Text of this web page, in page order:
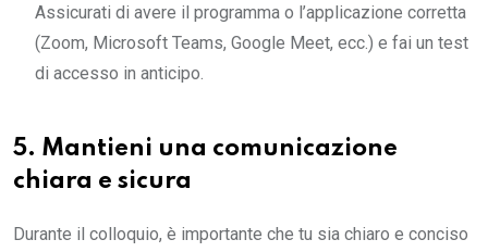
Assicurati di avere il programma o l’applicazione corretta
(Zoom, Microsoft Teams, Google Meet, ecc.) e fai un test
di accesso in anticipo.
5. Mantieni una comunicazione
chiara e sicura
Durante il colloquio, è importante che tu sia chiaro e conciso